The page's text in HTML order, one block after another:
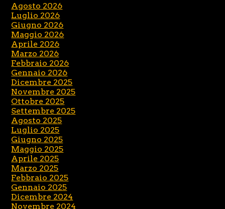
Agosto 2026
Luglio 2026
Giugno 2026
Maggio 2026
Aprile 2026
Marzo 2026
Febbraio 2026
Gennaio 2026
Dicembre 2025
Novembre 2025
Ottobre 2025
Settembre 2025
Agosto 2025
Luglio 2025
Giugno 2025
Maggio 2025
Aprile 2025
Marzo 2025
Febbraio 2025
Gennaio 2025
Dicembre 2024
Novembre 2024